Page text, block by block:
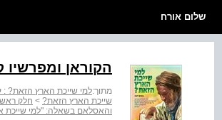
שלום אורח
הקוראן
מתוך:למי שייכת הארץ הזאת? :
שייכת הארץ הזאת? > חלק
והאסלאם בשאלה: "למי שייכת